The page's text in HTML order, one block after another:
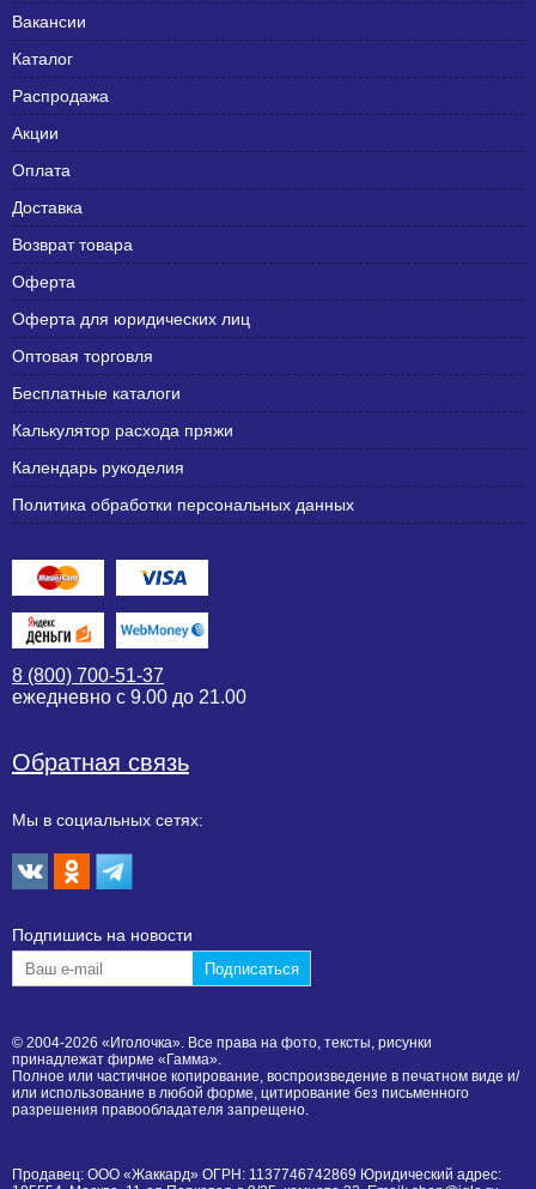
Вакансии
Каталог
Распродажа
Акции
Оплата
Доставка
Возврат товара
Оферта
Оферта для юридических лиц
Оптовая торговля
Бесплатные каталоги
Калькулятор расхода пряжи
Календарь рукоделия
Политика обработки персональных данных
8 (800) 700-51-37
ежедневно с 9.00 до 21.00
Обратная связь
Мы в социальных сетях:
Подпишиcь на новости
© 2004-2026 «Иголочка». Все права на фото, тексты, рисунки
принадлежат фирме «Гамма».
Полное или частичное копирование, воспроизведение в печатном виде и/
или использование в любой форме, цитирование без письменного
разрешения правообладателя запрещено.
Продавец: ООО «Жаккард» ОГРН: 1137746742869 Юридический адрес: